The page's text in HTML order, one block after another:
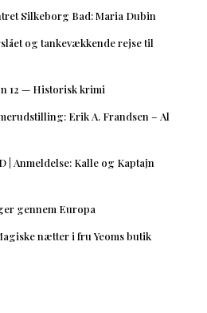
Silkeborg Bad: Maria Dubin
og tankevækkende rejse til
12 — Historisk krimi
Erik A. Frandsen – Al
| Anmeldelse: Kalle og Kaptajn
gennem Europa
nætter i fru Yeoms butik